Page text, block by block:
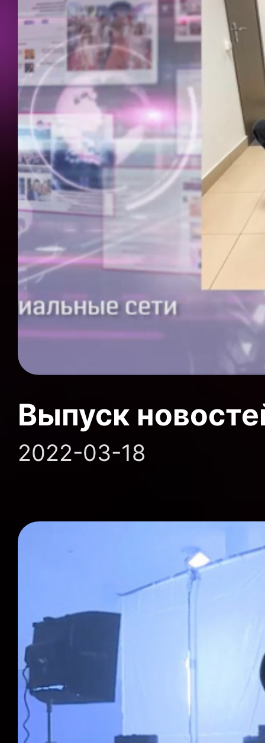
Выпуск
2022-03-18